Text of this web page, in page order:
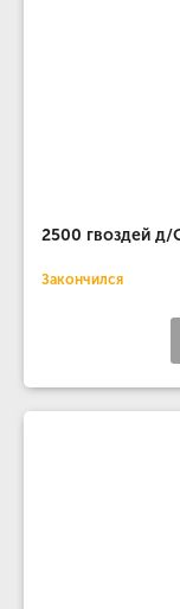
2500 гвоздей д/
Закончился